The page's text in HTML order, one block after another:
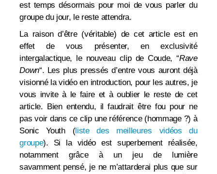
est temps désormais pour moi de vous parler du
groupe du jour, le reste attendra.
La raison d’être (véritable) de cet article est en
effet de vous présenter, en exclusivité
intergalactique, le nouveau clip de Coude, “Rave
Down“. Les plus pressés d’entre vous auront déjà
visionné la vidéo en introduction, pour les autres, je
vous invite à le faire et à oublier le reste de cet
article. Bien entendu, il faudrait être fou pour ne
pas voir dans ce clip une référence (hommage ?) à
Sonic Youth (liste des meilleures vidéos du
groupe). Si la vidéo est superbement réalisée,
notamment grâce à un jeu de lumière
savamment pensé, je ne m’attarderai plus que sur